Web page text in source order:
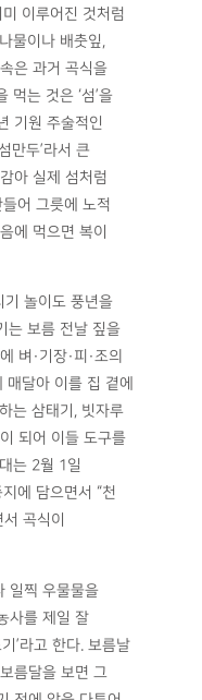
이루어진 것처럼
물이나 배춧잎,
은 과거 곡식을
먹는 것은 ‘섬’을
기원 주술적인
만두’라서 큰
아 실제 섬처럼
어 그릇에 노적
에 먹으면 복이
기 놀이도 풍년을
는 보름 전날 짚을
벼·기장·피·조의
달아 이를 집 곁에
는 삼태기, 빗자루
되어 이들 도구를
는 2월 1일
에 담으면서 “천
곡식이
일찍 우물물을
사를 제일 잘
’라고 한다. 보름날
름달을 보면 그